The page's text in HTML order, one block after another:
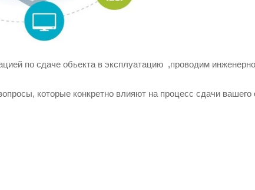
по сдаче обьекта в эксплуатацию ,проводим
которые конкретно влияют на процесс сдачи вашего